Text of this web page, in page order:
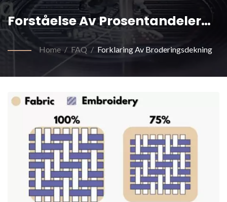
Forståelse Av Prosentandeler
For Broderingsdekning Og
Forskjeller
Home / FAQ / Forklaring Av Broderingsdekning